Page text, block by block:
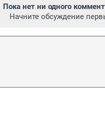
Пока нет ни одного
Начните обсуждение